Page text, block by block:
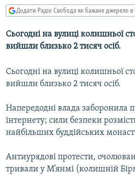
пошуку
УКРАЇНА
ТИ ЯК?
СХЕМИ
МУЛЬТИМЕДІА
ФОТО
СПЕЦПРОЄКТИ
ПОДКАСТИ
Додати Радіо Свобода як бажане джерело в
Сьогодні на вулиці колишньої
вийшли близько 2 тисяч осіб.
Сьогодні на вулиці колишньої
вийшли близько 2 тисяч осіб.
Напередодні влада заборонила
інтернету; сили безпеки
найбільших буддійських
Антиурядові протести,
тривали у М’янмі (колишній